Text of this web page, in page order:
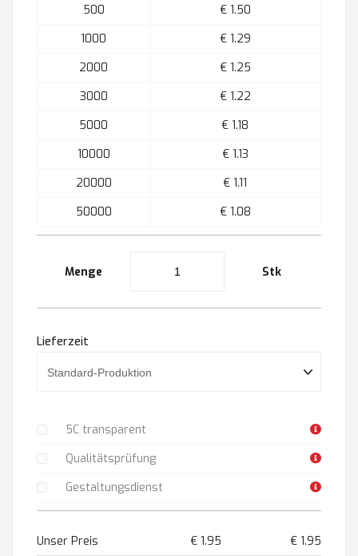
500
€ 1.50
1000
€ 1.29
2000
€ 1.25
3000
€ 1.22
5000
€ 1.18
10000
€ 1.13
20000
€ 1.11
50000
€ 1.08
Menge Stk
Lieferzeit
5C transparent
Qualitätsprüfung
Gestaltungsdienst
Unser Preis € 1.95 € 1.95